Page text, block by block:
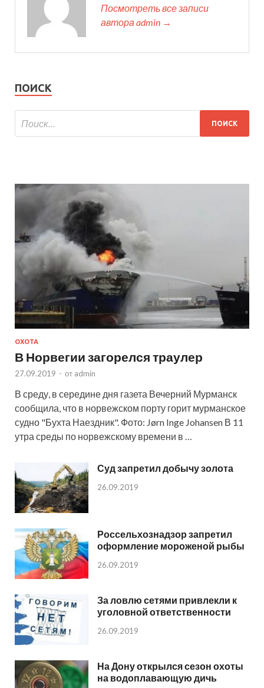
Посмотреть все записи
автора admin →
ПОИСК
ОХОТА
В Норвегии загорелся траулер
27.09.2019 - от admin
В среду, в середине дня газета Вечерний Мурманск
сообщила, что в норвежском порту горит мурманское
судно "Бухта Наездник". Фото: Jørn Inge Johansen В 11
утра среды по норвежскому времени в …
Суд запретил добычу золота
26.09.2019
Россельхознадзор запретил
оформление мороженой рыбы
26.09.2019
За ловлю сетями привлекли к
уголовной ответственности
26.09.2019
На Дону открылся сезон охоты
на водоплавающую дичь